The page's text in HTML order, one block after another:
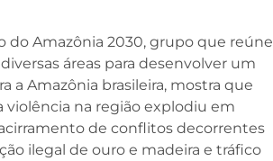
do Amazônia 2030, grupo que reúne
áreas para desenvolver um
a Amazônia brasileira, mostra que
violência na região explodiu em
de conflitos decorrentes
ilegal de ouro e madeira e tráfico